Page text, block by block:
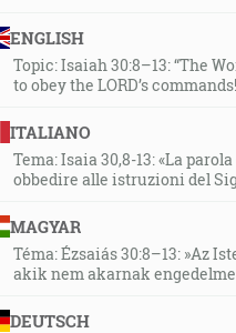
ENGLISH
Topic: Isaiah 30:8–13: “The
to obey the LORD’s
ITALIANO
Tema: Isaia 30,8-13: «La
obbedire alle istruzioni del
MAGYAR
Téma: Ézsaiás 30:8–13: »Az
akik nem akarnak
DEUTSCH